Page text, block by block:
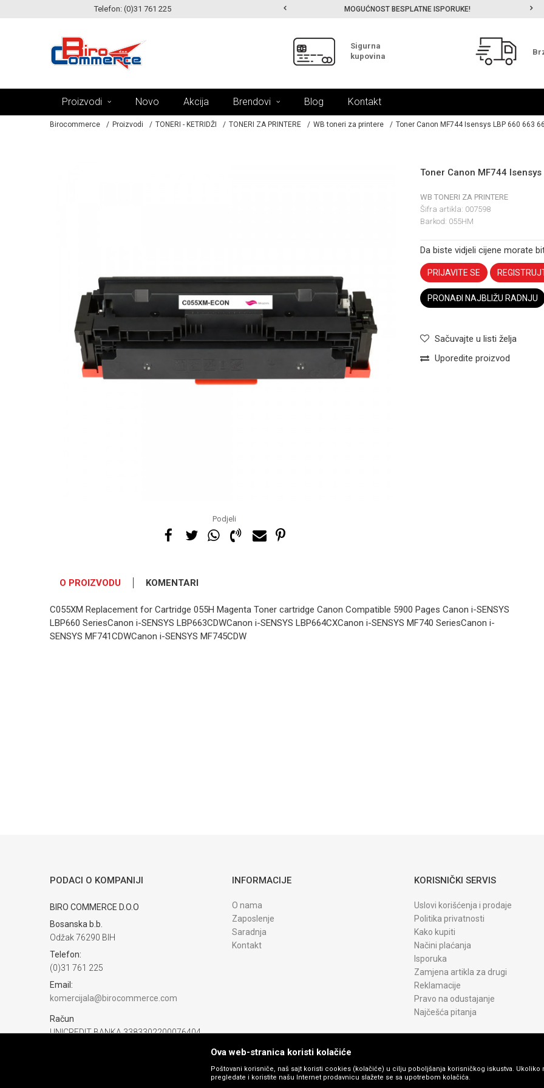
Telefon: (0)31 761 225
MOGUĆNOST ISPORUKE ZA 24H! MOGUĆNOST BESPLATNE ISPORUKE!
Sigurna
kupovina
Proizvodi Novo Akcija Brendovi Blog Kontakt
Birocommerce Proizvodi TONERI - KETRIDŽI TONERI ZA PRINTERE WB toneri za printere Toner Canon MF744 Isensys LBP 660 663
Podjeli
Toner Canon MF744
WB TONERI ZA PRINTERE
Šifra artikla: 007598
Barkod: 055HM
Da biste vidjeli cijene morate
PRIJAVITE SE
PRONAĐI NAJBLIŽU RADNJU
Sačuvajte u listi želja
Uporedite proizvod
O PROIZVODU KOMENTARI
C055XM Replacement for Cartridge 055H Magenta Toner cartridge Canon Compatible 5900 Pages Canon i-SENSYS
LBP660 SeriesCanon i-SENSYS LBP663CDWCanon i-SENSYS LBP664CXCanon i-SENSYS MF740 SeriesCanon i-
SENSYS MF741CDWCanon i-SENSYS MF745CDW
Trenutno nema komentara
WB TONERI ZA PRINTERE
Toner HP Pro
PODACI O KOMPANIJI
BIRO COMMERCE D.O.O
Bosanska b.b.
Odžak 76290 BIH
Telefon:
(0)31 761 225
Email:
komercijala@birocommerce.com
Račun
UNICREDIT BANKA 3383302200076404
INFORMACIJE
O nama
Zaposlenje
Saradnja
Kontakt
KORISNIČKI SERVIS
Uslovi korišćenja i prodaje
Politika privatnosti
Kako kupiti
Načini plaćanja
Isporuka
Zamjena artikla za drugi
Reklamacije
Pravo na odustajanje
Najčešća pitanja
Ova web-stranica koristi kolačiće
Poštovani korisniče, naš sajt koristi cookies (kolačiće) u cilju poboljšanja korisničkog iskustva. Ukoliko
pregledate i koristite našu Internet prodavnicu slažete se sa upotrebom kolačića.